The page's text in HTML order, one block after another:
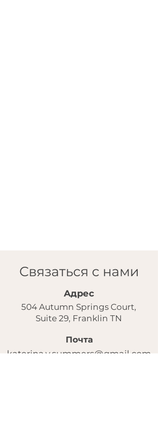
Связаться с нами
Адрес
504 Autumn Springs Court,
Suite 29, Franklin TN
Почта
katerina.v.summers@gmail.com